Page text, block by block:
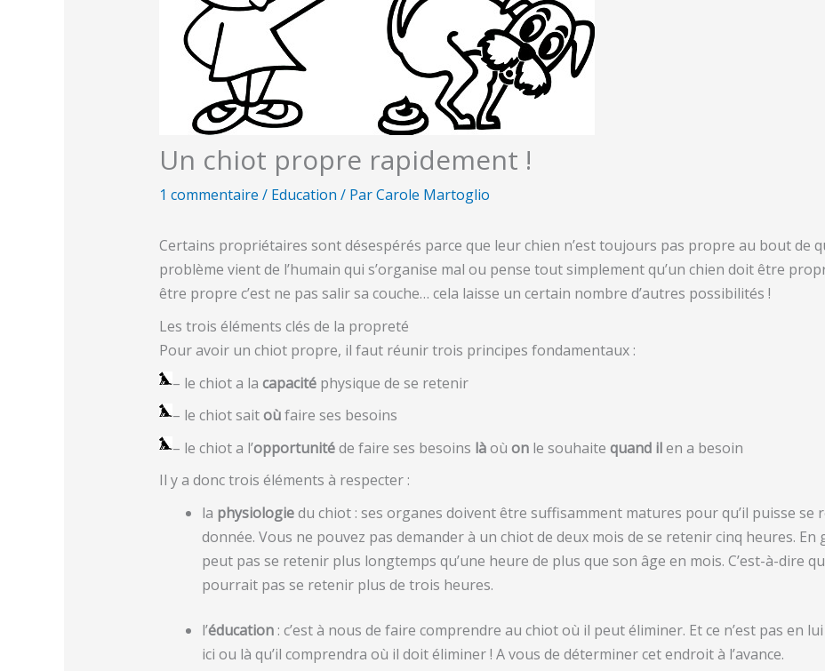
Un chiot propre rapidement !
1 commentaire / Education / ParCarole Martoglio
Certains propriétaires sont désespérés parce que leur chien n’est toujours pas propre au bout de
problème vient de l’humain qui s’organise mal ou pense tout simplement qu’un chien doit être
être propre c’est ne pas salir sa couche… cela laisse un certain nombre d’autres possibilités !
Les trois éléments clés de la propreté
Pour avoir un chiot propre, il faut réunir trois principes fondamentaux :
– le chiot a la capacitéphysique de se retenir
– le chiot saitoùfaire ses besoins
– le chiot a l’opportunitéde faire ses besoins làoù onle souhaite quand ilen a besoin
Il y a donc trois éléments à respecter :
la physiologiedu chiot : ses organes doivent être suffisamment matures pour qu’il puisse se
donnée. Vous ne pouvez pas demander à un chiot de deux mois de se retenir cinq heures. En
peut pas se retenir plus longtemps qu’une heure de plus que son âge en mois. C’est-à-dire
pourrait pas se retenir plus de trois heures.
l’éducation: c’est à nous de faire comprendre au chiot où il peut éliminer. Et ce n’est pas en
ici ou là qu’il comprendra où il doit éliminer ! A vous de déterminer cet endroit à l’avance.